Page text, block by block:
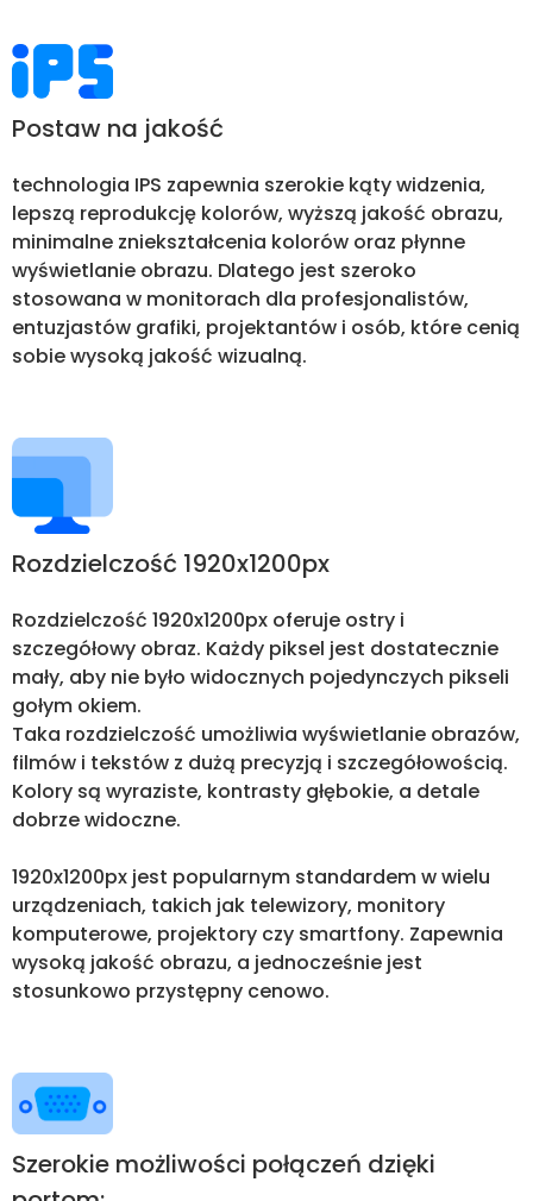
Postaw na jakość
technologia IPS zapewnia szerokie kąty widzenia,
lepszą reprodukcję kolorów, wyższą jakość obrazu,
minimalne zniekształcenia kolorów oraz płynne
wyświetlanie obrazu. Dlatego jest szeroko
stosowana w monitorach dla profesjonalistów,
entuzjastów grafiki, projektantów i osób, które cenią
sobie wysoką jakość wizualną.
Rozdzielczość 1920x1200px
Rozdzielczość 1920x1200px oferuje ostry i
szczegółowy obraz. Każdy piksel jest dostatecznie
mały, aby nie było widocznych pojedynczych pikseli
gołym okiem.
Taka rozdzielczość umożliwia wyświetlanie obrazów,
filmów i tekstów z dużą precyzją i szczegółowością.
Kolory są wyraziste, kontrasty głębokie, a detale
dobrze widoczne.
1920x1200px jest popularnym standardem w wielu
urządzeniach, takich jak telewizory, monitory
komputerowe, projektory czy smartfony. Zapewnia
wysoką jakość obrazu, a jednocześnie jest
stosunkowo przystępny cenowo.
Szerokie możliwości połączeń dzięki